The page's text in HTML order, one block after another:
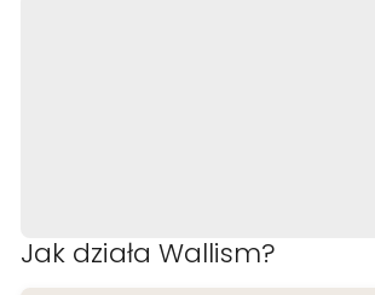
Jak działa Wallism?